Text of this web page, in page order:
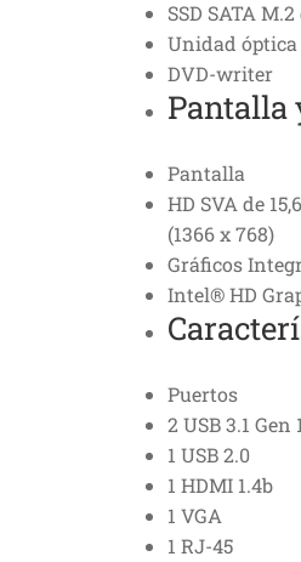
SSD SATA
Unidad óptica
DVD-writer
Pantalla
Pantalla
HD SVA de
(1366 x 768)
Gráficos
Intel® HD
Puertos
2 USB 3.1 Gen
1 USB 2.0
1 HDMI 1.4b
1 VGA
1 RJ-45